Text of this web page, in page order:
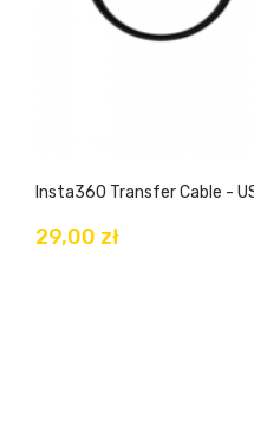
Insta360 Transfer Cable -
29,00 zł